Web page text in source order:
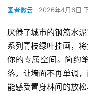
画者微云 2026年4月6日
厌倦了城市的钢筋水
系列青枝绿叶挂画，
你的专属空间。简约
落，让墙面不再单调
能感受置身林间的放